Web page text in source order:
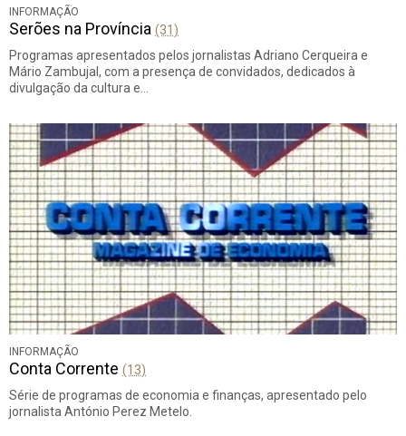
INFORMAÇÃO
Serões na Província (31)
Programas apresentados pelos jornalistas Adriano Cerqueira e
Mário Zambujal, com a presença de convidados, dedicados à
divulgação da cultura e…
INFORMAÇÃO
Conta Corrente (13)
Série de programas de economia e finanças, apresentado pelo
jornalista António Perez Metelo.